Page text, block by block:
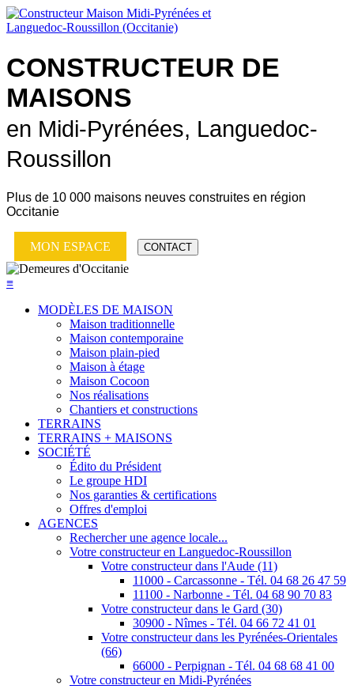
CONSTRUCTEUR DE
MAISONS
en Midi-Pyrénées, Languedoc-
Roussillon
Plus de 10 000 maisons neuves construites en région
Occitanie
MON ESPACE CONTACT
≡
MODÈLES DE MAISON
Maison traditionnelle
Maison contemporaine
Maison plain-pied
Maison à étage
Maison Cocoon
Nos réalisations
Chantiers et constructions
TERRAINS
TERRAINS + MAISONS
SOCIÉTÉ
Édito du Président
Le groupe HDI
Nos garanties & certifications
Offres d'emploi
AGENCES
Rechercher une agence locale...
Votre constructeur en Languedoc-Roussillon
Votre constructeur dans l'Aude (11)
11000 - Carcassonne - Tél. 04 68 26 47 59
11100 - Narbonne - Tél. 04 68 90 70 83
Votre constructeur dans le Gard (30)
30900 - Nîmes - Tél. 04 66 72 41 01
Votre constructeur dans les Pyrénées-Orientales
(66)
66000 - Perpignan - Tél. 04 68 68 41 00
Votre constructeur en Midi-Pyrénées